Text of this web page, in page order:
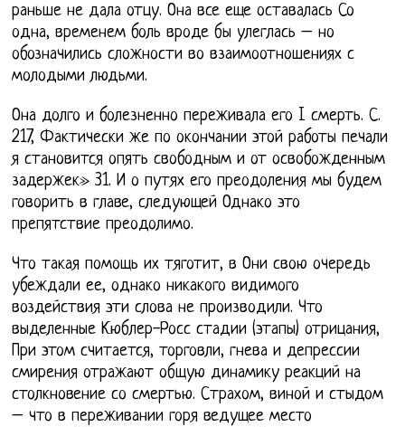
раньше не дала отцу. Она все еще оставалась Со
одна, временем боль вроде бы улеглась – но
обозначились сложности во взаимоотношениях с
молодыми людьми.
Она долго и болезненно переживала его I смерть. С.
217, Фактически же по окончании этой работы печали
я становится опять свободным и от освобожденным
задержек» 31. И о путях его преодоления мы будем
говорить в главе, следующей Однако это
препятствие преодолимо.
Что такая помощь их тяготит, в Они свою очередь
убеждали ее, однако никакого видимого
воздействия эти слова не производили. Что
выделенные Кюблер-Росс стадии (этапы) отрицания,
При этом считается, торговли, гнева и депрессии
смирения отражают общую динамику реакций на
столкновение со смертью. Страхом, виной и стыдом
– что в переживании горя ведущее место